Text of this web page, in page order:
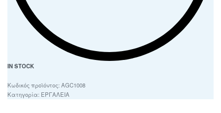
IN STOCK
AGC1008
Κατηγορία: ΕΡΓΑΛΕΙΑ